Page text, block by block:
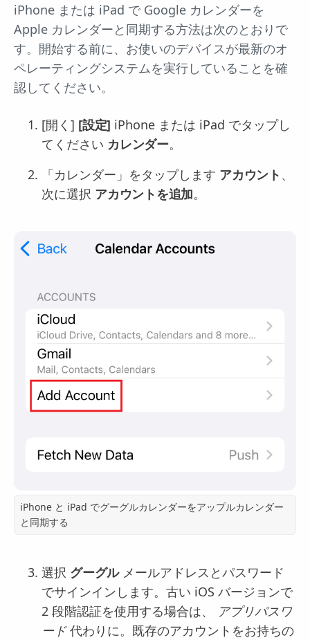
iPhone または iPad で Google カレンダーを
Apple カレンダーと同期する方法は次のとおりで
す。開始する前に、お使いのデバイスが最新のオ
ペレーティングシステムを実行していることを確
認してください。
[開く] [設定] iPhone または iPad でタップし
てください カレンダー。
「カレンダー」をタップします アカウント 、
次に選択 アカウントを追加。
iPhone と iPad でグーグルカレンダーをアップルカレンダー
と同期する
選択 グーグルメールアドレスとパスワード
でサインインします。古い iOS バージョンで
2 段階認証を使用する場合は、
アプリパスワ
ード代わりに。既存のアカウントをお持ちの